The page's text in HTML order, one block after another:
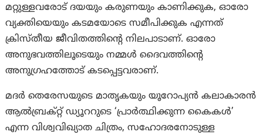
മറ്റുള്ളവരോട് ദയയും കരുണയും കാണിക്കുക, ഓരോ
വ്യക്തിയെയും കടമയോടെ സമീപിക്കുക എന്നത്
ക്രിസ്തീയ ജീവിതത്തിന്റെ നിലപാടാണ്. ഓരോ
അനുഭവത്തിലൂടെയും നമ്മൾ ദൈവത്തിന്റെ
അനുഗ്രഹത്തോട് കടപ്പെട്ടവരാണ്.
മദർ തെരേസയുടെ മാതൃകയും യൂറോപ്യൻ കലാകാരൻ
ആൽബ്രക്റ്റ് ഡ്യൂററുടെ ‘പ്രാർത്ഥിക്കുന്ന കൈകൾ’
എന്ന വിശ്വവിഖ്യാത ചിത്രം, സഹോദരനോടുള്ള